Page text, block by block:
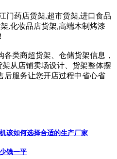
门药店货架,超市货架,进口食品
,化妆品店货架,高端木制烤漆
类商超货架、仓储货架信息，
从店铺卖场设计、货架整体摆
后服务让您开店过程中省心省
该如何选择合适的生产厂家
钱一平